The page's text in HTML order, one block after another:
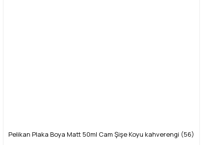
Pelikan Plaka Boya Matt 50ml Cam Şişe Koyu kahverengi (56)